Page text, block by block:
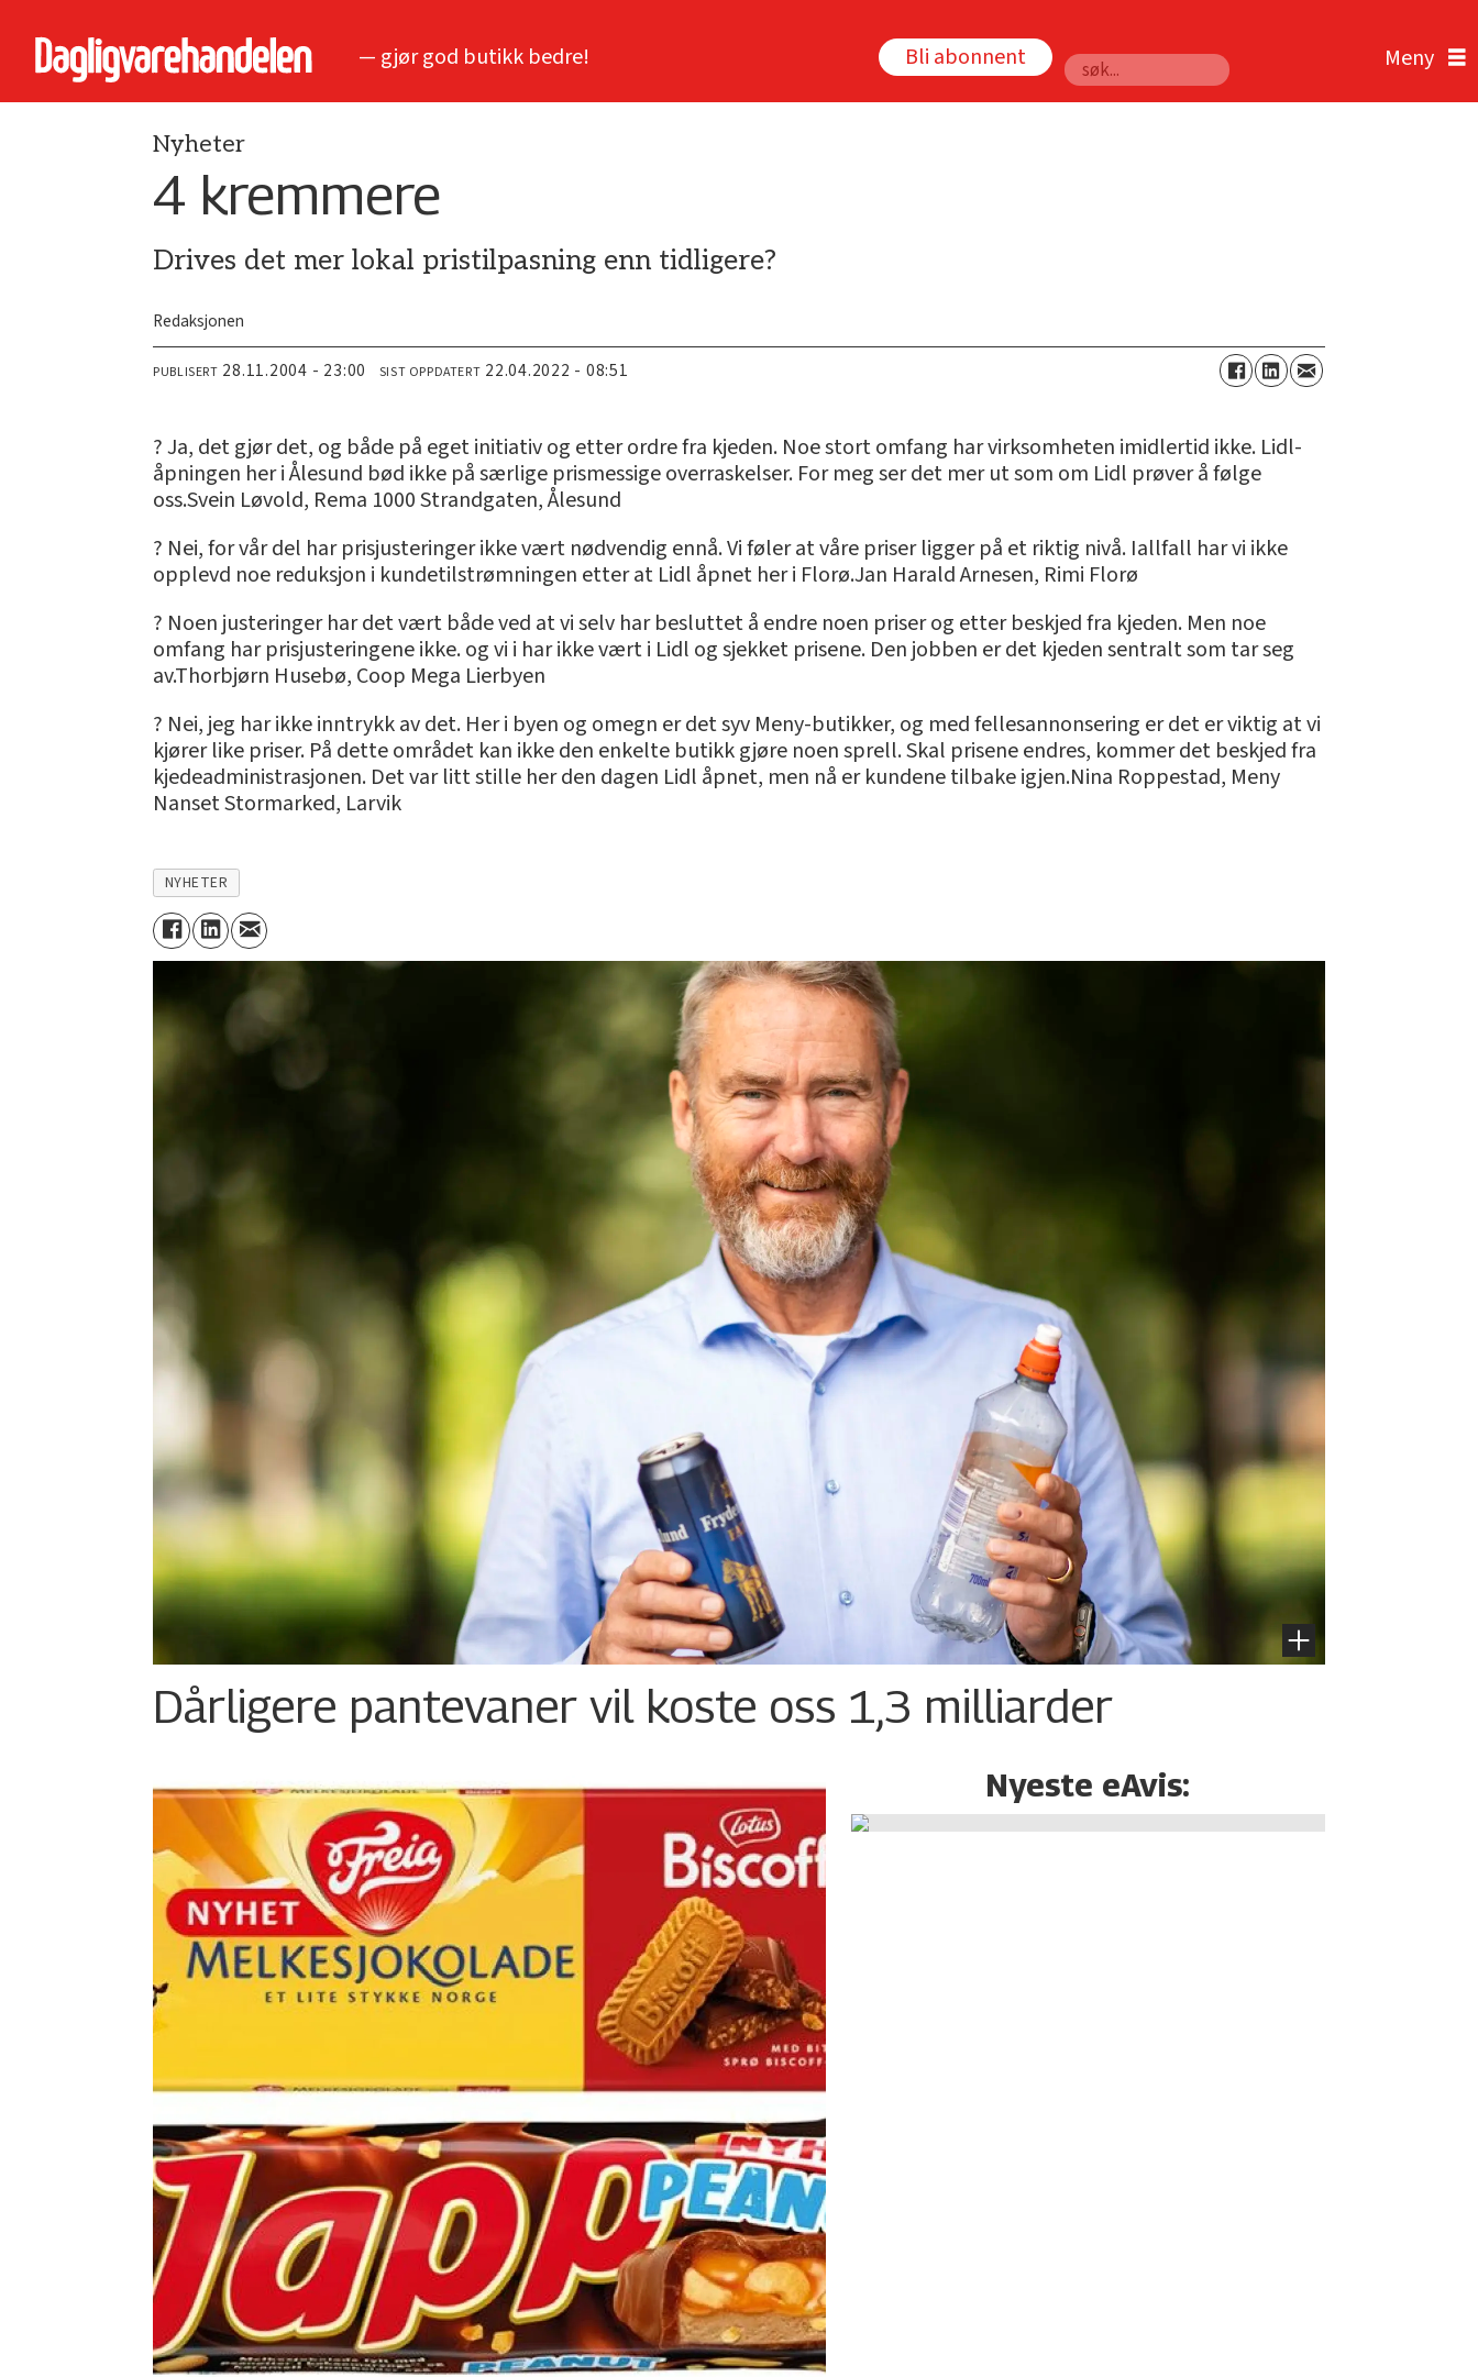
— gjør god butikk bedre! Bli abonnent
Søk
Nyheter
4 kremmere
Drives det mer lokal pristilpasning enn tidligere?
Redaksjonen
PUBLISERT 28.11.2004 - 23:00 SIST OPPDATERT 22.04.2022 - 08:51
? Ja, det gjør det, og både på eget initiativ og etter ordre fra kjeden. Noe stort omfang har virksomheten imidlertid ikke. Lidl-
åpningen her i Ålesund bød ikke på særlige prismessige overraskelser. For meg ser det mer ut som om Lidl prøver å følge
oss.Svein Løvold, Rema 1000 Strandgaten, Ålesund
? Nei, for vår del har prisjusteringer ikke vært nødvendig ennå. Vi føler at våre priser ligger på et riktig nivå. Iallfall har vi ikke
opplevd noe reduksjon i kundetilstrømningen etter at Lidl åpnet her i Florø.Jan Harald Arnesen, Rimi Florø
? Noen justeringer har det vært både ved at vi selv har besluttet å endre noen priser og etter beskjed fra kjeden. Men noe
omfang har prisjusteringene ikke. og vi i har ikke vært i Lidl og sjekket prisene. Den jobben er det kjeden sentralt som tar seg
av.Thorbjørn Husebø, Coop Mega Lierbyen
? Nei, jeg har ikke inntrykk av det. Her i byen og omegn er det syv Meny-butikker, og med fellesannonsering er det er viktig at vi
kjører like priser. På dette området kan ikke den enkelte butikk gjøre noen sprell. Skal prisene endres, kommer det beskjed fra
kjedeadministrasjonen. Det var litt stille her den dagen Lidl åpnet, men nå er kundene tilbake igjen.Nina Roppestad, Meny
Nanset Stormarked, Larvik
NYHETER
Dårligere pantevaner vil koste oss 1,3 milliarder
Nyeste eAvis: